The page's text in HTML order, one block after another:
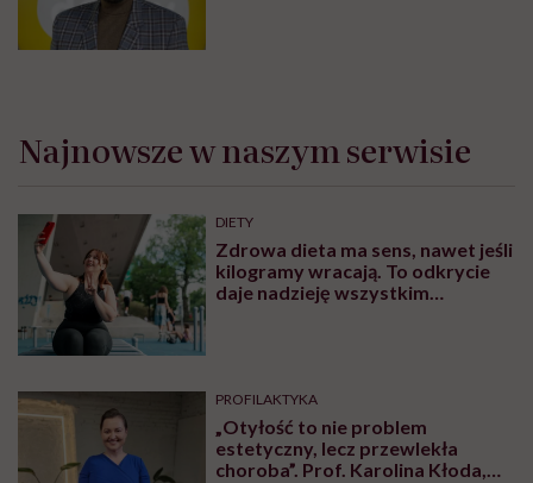
Najnowsze w naszym serwisie
DIETY
Zdrowa dieta ma sens, nawet jeśli
kilogramy wracają. To odkrycie
daje nadzieję wszystkim
PROFILAKTYKA
„Otyłość to nie problem
estetyczny, lecz przewlekła
choroba”. Prof. Karolina Kłoda,